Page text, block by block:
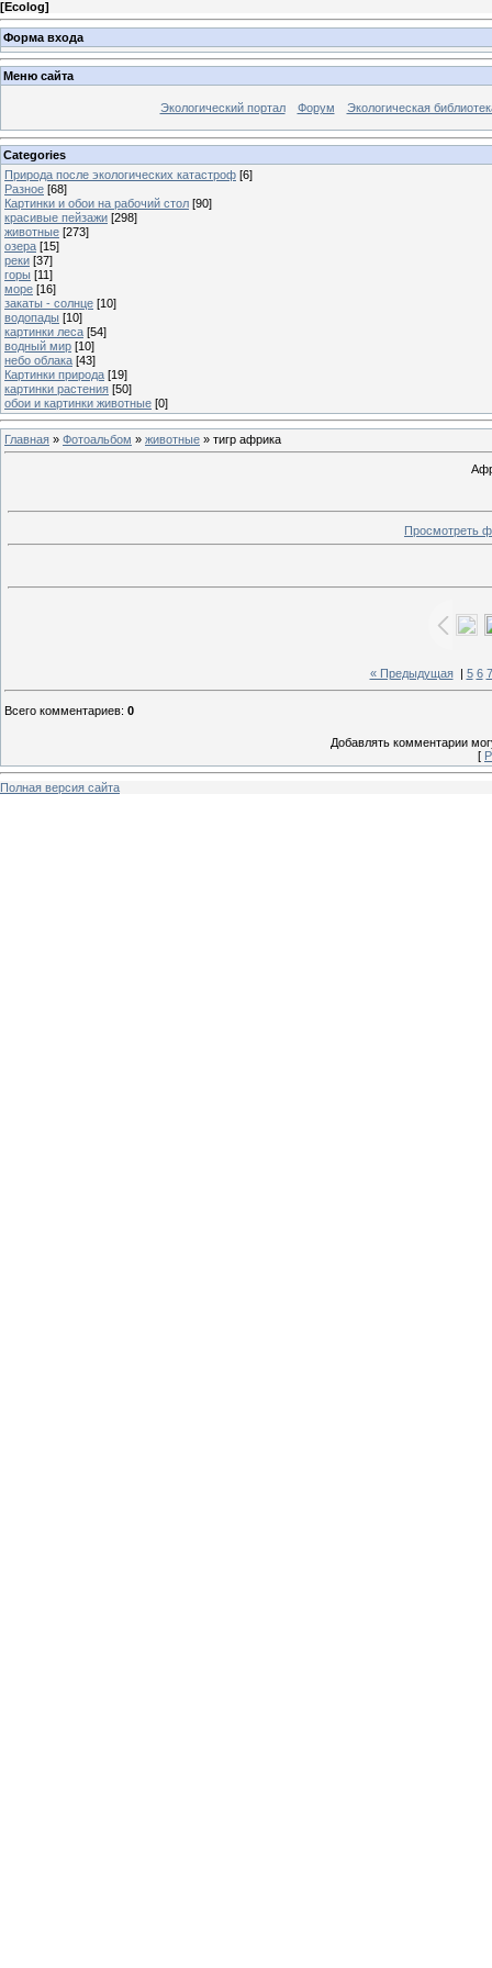
[Ecolog]
Форма входа
Меню сайта
Экологический портал Форум Экологическая
Categories
Природа после экологических катастроф [6]
Разное [68]
Картинки и обои на рабочий стол [90]
красивые пейзажи [298]
животные [273]
озера [15]
реки [37]
горы [11]
море [16]
закаты - солнце [10]
водопады [10]
картинки леса [54]
водный мир [10]
небо облака [43]
Картинки природа [19]
картинки растения [50]
обои и картинки животные [0]
Главная » Фотоальбом » животные » тигр африка
Просмотреть
« Предыдущая| 5 6 7
Всего комментариев: 0
Добавлять комментарии
[
Полная версия сайта